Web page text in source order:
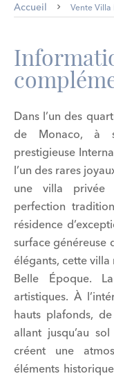
Accueil Vente Villa
Dans l’un des
de Monaco, à
prestigieuse
l’un des rares
une villa privée
perfection
résidence
surface généreuse
élégants, cette
Belle Époque.
artistiques. À
hauts plafonds,
allant jusqu’au
créent une
éléments